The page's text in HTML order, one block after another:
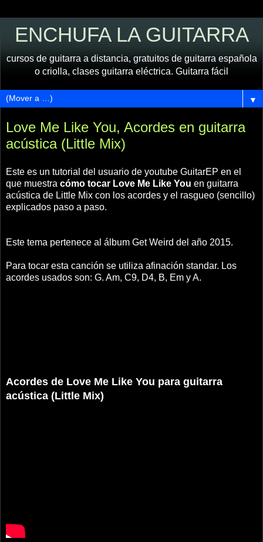
ENCHUFA LA GUITARRA
cursos de guitarra a distancia, gratuitos de guitarra española
o criolla, clases guitarra eléctrica. Guitarra fácil
▼
Love Me Like You, Acordes en guitarra
acústica (Little Mix)
Este es un tutorial del usuario de youtube GuitarEP en el
que muestra cómo tocar Love Me Like You en guitarra
acústica de Little Mix con los acordes y el rasgueo (sencillo)
explicados paso a paso.
Este tema pertenece al álbum Get Weird del año 2015.
Para tocar esta canción se utiliza afinación standar. Los
acordes usados son: G. Am, C9, D4, B, Em y A.
Acordes de Love Me Like You para guitarra
acústica (Little Mix)